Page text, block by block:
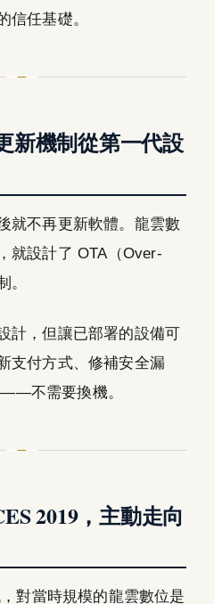
信任基礎。
新機制從第一代設
就不再更新軟體。龍雲數
就設計了 OTA（Over-
。
計，但讓已部署的設備可
付方式、修補安全漏
不需要換機。
2019，主動走向
對當時規模的龍雲數位是